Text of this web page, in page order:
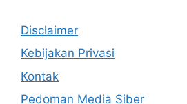
Disclaimer
Kebijakan Privasi
Kontak
Pedoman Media Siber